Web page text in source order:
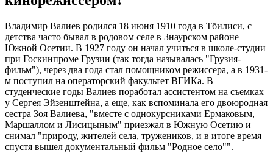
Владимир Валиев родился 18 июня 1910 года в Тбилиси, с
детства часто бывал в родовом селе в Знаурском районе
Южной Осетии. В 1927 году он начал учиться в школе-студии
при Госкинпроме Грузии (так тогда называлась "Грузия-
фильм"), через два года стал помощником режиссера, а в 1931-
м поступил на операторский факультет ВГИКа. В
студенческие годы Валиев поработал ассистентом на съемках
у Сергея Эйзенштейна, а еще, как вспоминала его двоюродная
сестра Зоя Валиева, "вместе с однокурсниками Ермаковым,
Маршаллом и Лисицыным" приезжал в Южную Осетию и
снимал "природу, жителей села, тружеников, и в итоге время
спустя вышел документальный фильм "Родное село"".